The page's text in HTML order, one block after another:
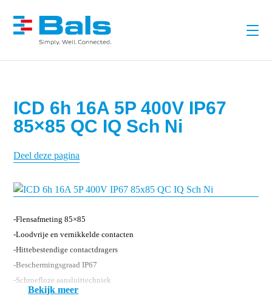
ICD 6h 16A 5P 400V IP67
85×85 QC IQ Sch Ni
Deel deze pagina
-Flensafmeting 85×85
-Loodvrije en vernikkelde contacten
-Hittebestendige contactdragers
-Beschermingsgraad IP67
-Schroefloze aansluittechniek
Bekijk meer